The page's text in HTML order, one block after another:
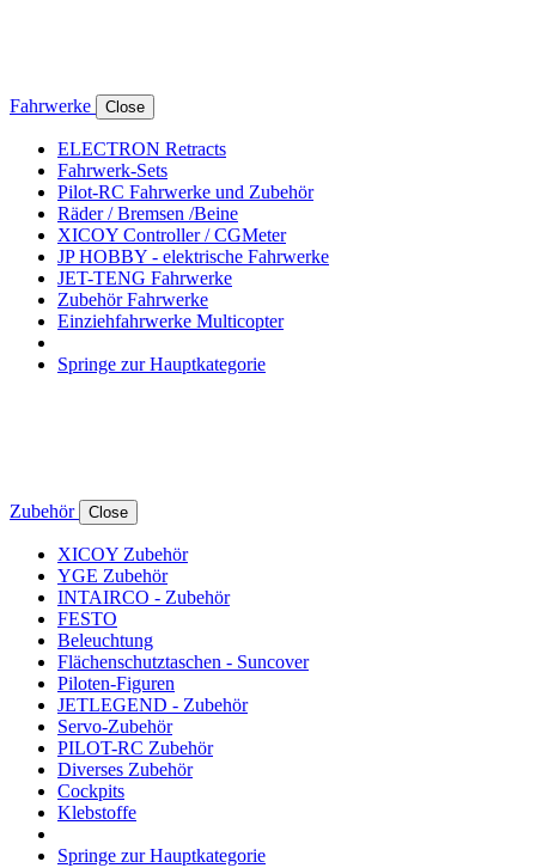
Fahrwerke Close
ELECTRON Retracts
Fahrwerk-Sets
Pilot-RC Fahrwerke und Zubehör
Räder / Bremsen /Beine
XICOY Controller / CGMeter
JP HOBBY - elektrische Fahrwerke
JET-TENG Fahrwerke
Zubehör Fahrwerke
Einziehfahrwerke Multicopter
Springe zur Hauptkategorie
Zubehör Close
XICOY Zubehör
YGE Zubehör
INTAIRCO - Zubehör
FESTO
Beleuchtung
Flächenschutztaschen - Suncover
Piloten-Figuren
JETLEGEND - Zubehör
Servo-Zubehör
PILOT-RC Zubehör
Diverses Zubehör
Cockpits
Klebstoffe
Springe zur Hauptkategorie